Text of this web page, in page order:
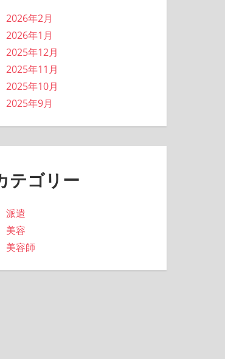
2026年2月
2026年1月
2025年12月
2025年11月
2025年10月
2025年9月
テゴリー
派遣
美容
美容師